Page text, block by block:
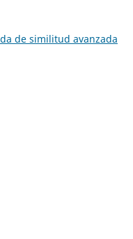
de similitud avanzada